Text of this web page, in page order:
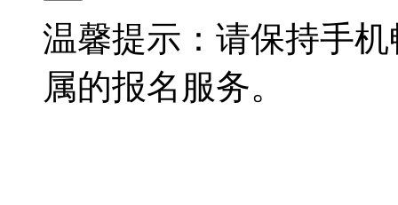
温馨提示：请保持手
属的报名服务。